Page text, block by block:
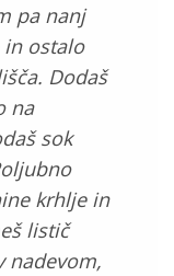
pa nanj
ostalo
Dodaš
na
sok
krhlje in
listič
nadevom,